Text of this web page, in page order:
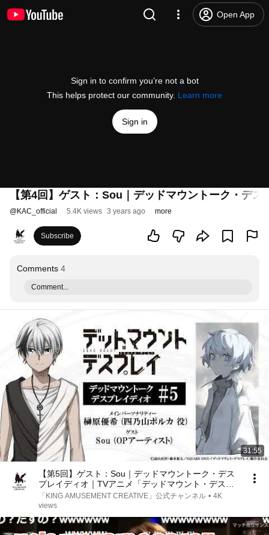
Open App
Sign in to confirm you’re not a bot
This helps protect our community. Learn more
Sign in
【第4回】ゲスト：Sou｜デッドマウントーク・デ
@KAC_official 5.4K views 3 years ago more
Subscribe
Comments 4
Comment...
31:55
【第5回】ゲスト：Sou｜デッドマウントーク・デス
プレイディオ｜TVアニメ「デッドマウント・デスプ
レイ」
「KING AMUSEMENT CREATIVE」公式チャンネル • 4K
views